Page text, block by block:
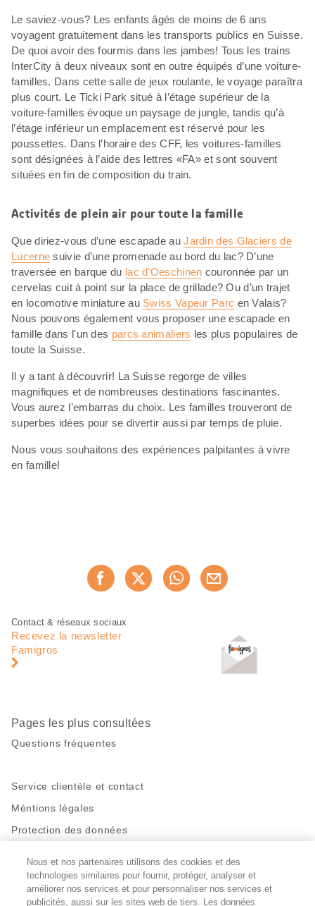
Le saviez-vous? Les enfants âgés de moins de 6 ans
voyagent gratuitement dans les transports publics en Suisse.
De quoi avoir des fourmis dans les jambes! Tous les trains
InterCity à deux niveaux sont en outre équipés d’une voiture-
familles. Dans cette salle de jeux roulante, le voyage paraîtra
plus court. Le Ticki Park situé à l’étage supérieur de la
voiture-familles évoque un paysage de jungle, tandis qu’à
l’étage inférieur un emplacement est réservé pour les
poussettes. Dans l’horaire des CFF, les voitures-familles
sont désignées à l’aide des lettres «FA» et sont souvent
situées en fin de composition du train.
Activités de plein air pour toute la famille
Que diriez-vous d’une escapade auJardin des Glaciers de
Lucerne suivie d’une promenade au bord du lac? D’une
traversée en barque du lac d’Oeschinen couronnée par un
cervelas cuit à point sur la place de grillade? Ou d’un trajet
en locomotive miniature au Swiss Vapeur Parc en Valais?
Nous pouvons également vous proposer une escapade en
famille dans l'un des parcs animaliers les plus populaires de
toute la Suisse.
Il y a tant à découvrir! La Suisse regorge de villes
magnifiques et de nombreuses destinations fascinantes.
Vous aurez l’embarras du choix. Les familles trouveront de
superbes idées pour se divertir aussi par temps de pluie.
Nous vous souhaitons des expériences palpitantes à vivre
en famille!
Recommander maintenant
Pied
page
Navigation
pied
Contact & réseaux sociaux
Recevez la newsletter
Famigros
Pages les plus consultées
Questions fréquentes
Service clientèle et contact
Méntions légales
Protection des données
Restez en contact!
Facebook
http://twitter.com/migros
https://www.youtube.com/user/
PinterestInstagram
Nous et nos partenaires utilisons des cookies et des
technologies similaires pour fournir, protéger, analyser et
améliorer nos services et pour personnaliser nos services et
publicités, aussi sur les sites web de tiers. Les données